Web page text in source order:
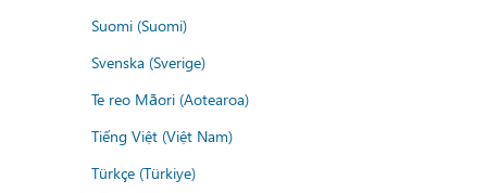
Suomi (Suomi)
Svenska (Sverige)
Te reo Māori (Aotearoa)
Tiếng Việt (Việt Nam)
Türkçe (Türkiye)